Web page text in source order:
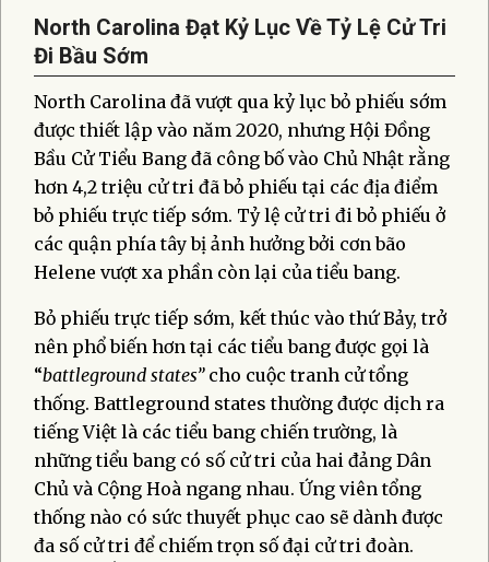
North Carolina Đạt Kỷ Lục Về Tỷ Lệ Cử Tri
Đi Bầu Sớm
North Carolina đã vượt qua kỷ lục bỏ phiếu sớm
được thiết lập vào năm 2020, nhưng Hội Đồng
Bầu Cử Tiểu Bang đã công bố vào Chủ Nhật rằng
hơn 4,2 triệu cử tri đã bỏ phiếu tại các địa điểm
bỏ phiếu trực tiếp sớm. Tỷ lệ cử tri đi bỏ phiếu ở
các quận phía tây bị ảnh hưởng bởi cơn bão
Helene vượt xa phần còn lại của tiểu bang.
Bỏ phiếu trực tiếp sớm, kết thúc vào thứ Bảy, trở
nên phổ biến hơn tại các tiểu bang được gọi là
“battleground states” cho cuộc tranh cử tổng
thống. Battleground states thường được dịch ra
tiếng Việt là các tiểu bang chiến trường, là
những tiểu bang có số cử tri của hai đảng Dân
Chủ và Cộng Hoà ngang nhau. Ứng viên tổng
thống nào có sức thuyết phục cao sẽ dành được
đa số cử tri để chiếm trọn số đại cử tri đoàn.